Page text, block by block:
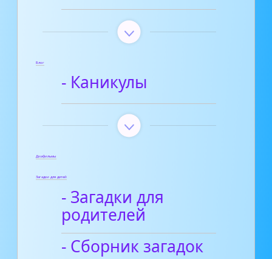
Блог
- Каникулы
Диафильмы
Загадки для детей
- Загадки для
родителей
- Сборник загадок